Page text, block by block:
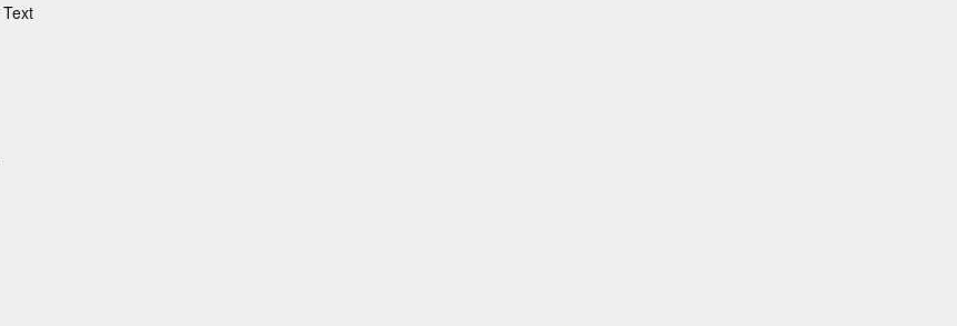
Text